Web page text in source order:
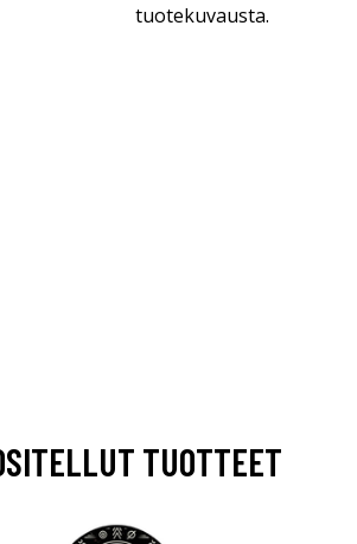
tuotekuvausta.
TUOTTEET